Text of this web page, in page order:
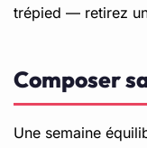
trépied — retirez
Composer
Une semaine